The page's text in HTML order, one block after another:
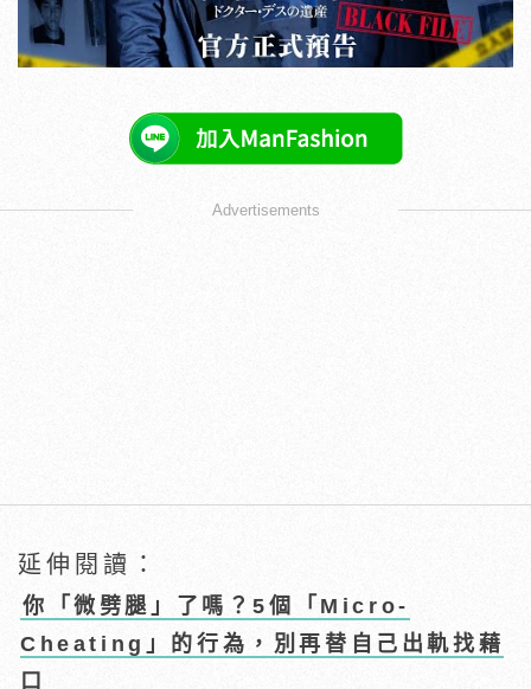
Advertisements
延伸閱讀：
你「微劈腿」了嗎？5個「Micro-
Cheating」的行為，別再替自己出軌找藉
口